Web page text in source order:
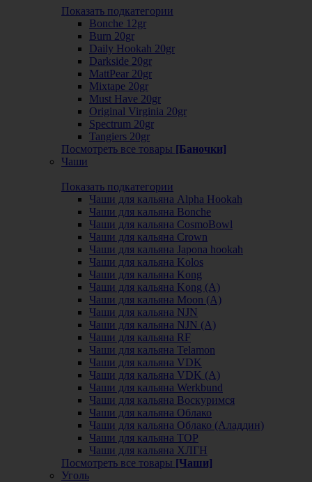
Показать подкатегории
Bonche 12gr
Burn 20gr
Daily Hookah 20gr
Darkside 20gr
MattPear 20gr
Mixtape 20gr
Must Have 20gr
Original Virginia 20gr
Spectrum 20gr
Tangiers 20gr
Посмотреть все товары [Баночки]
Чаши
Показать подкатегории
Чаши для кальяна Alpha Hookah
Чаши для кальяна Bonche
Чаши для кальяна CosmoBowl
Чаши для кальяна Crown
Чаши для кальяна Japona hookah
Чаши для кальяна Kolos
Чаши для кальяна Kong
Чаши для кальяна Kong (A)
Чаши для кальяна Moon (А)
Чаши для кальяна NJN
Чаши для кальяна NJN (А)
Чаши для кальяна RF
Чаши для кальяна Telamon
Чаши для кальяна VDK
Чаши для кальяна VDK (А)
Чаши для кальяна Werkbund
Чаши для кальяна Воскуримся
Чаши для кальяна Облако
Чаши для кальяна Облако (Аладдин)
Чаши для кальяна ТОР
Чаши для кальяна ХЛГН
Посмотреть все товары [Чаши]
Уголь